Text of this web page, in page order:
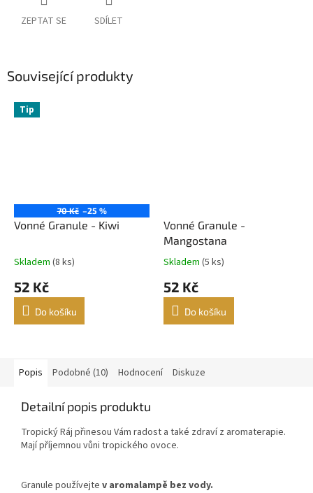
ZEPTAT SE SDÍLET
Související produkty
Tip
70 Kč –25 %
Vonné Granule - Kiwi
Průměrné
produktu
5,0
Skladem (8 ks)
52 Kč
Do košíku
Vonné Granule -
Mangostana
Průměrné
produktu
5,0
Skladem (5 ks)
52 Kč
Do košíku
Popis Podobné (10) Hodnocení Diskuze
Detailní popis produktu
Tropický Ráj přinesou Vám radost a také zdraví z aromaterapie.
Mají příjemnou vůni tropického ovoce.
Granule používejte v aromalampě bez vody.